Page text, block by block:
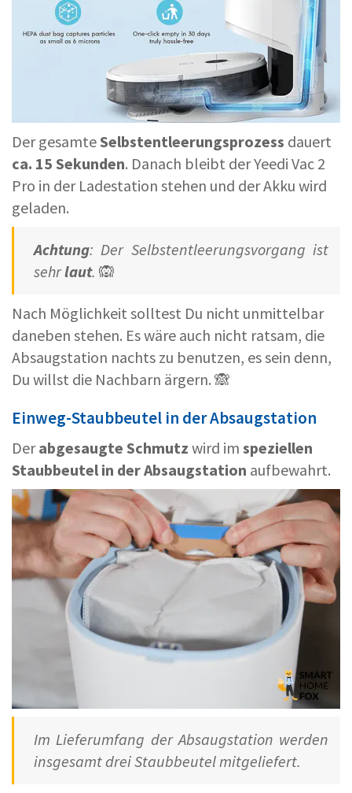
Der gesamteSelbstentleerungsprozess dauert
ca. 15 Sekunden. Danach bleibt der Yeedi Vac 2
Pro in der Ladestation stehen und der Akku wird
geladen.
Achtung: Der Selbstentleerungsvorgang ist
sehrlaut. 🙉
Nach Möglichkeit solltest Du nicht unmittelbar
daneben stehen. Es wäre auch nicht ratsam, die
Absaugstation nachts zu benutzen, es sein denn,
Du willst die Nachbarn ärgern. 🙈
Einweg-Staubbeutel in der Absaugstation
Derabgesaugte Schmutz wird im speziellen
Staubbeutel in der Absaugstation aufbewahrt.
Im Lieferumfang der Absaugstation werden
insgesamt drei Staubbeutel mitgeliefert.